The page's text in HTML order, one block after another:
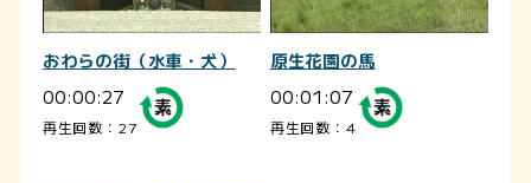
おわらの街（水車・犬）
00:00:27
再生回数：27
原生花園の馬
00:01:07
再生回数：4